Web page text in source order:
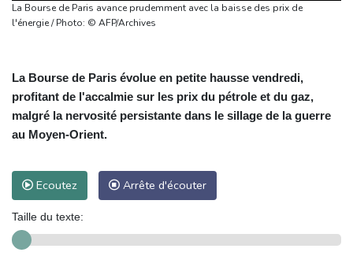
La Bourse de Paris avance prudemment avec la baisse des prix de
l'énergie / Photo: © AFP/Archives
La Bourse de Paris évolue en petite hausse vendredi,
profitant de l'accalmie sur les prix du pétrole et du gaz,
malgré la nervosité persistante dans le sillage de la guerre
au Moyen-Orient.
Ecoutez Arrête d'écouter
Taille du texte: